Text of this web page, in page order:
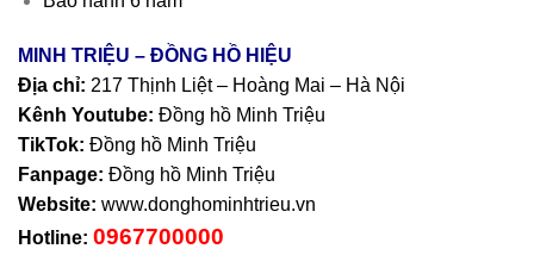
MINH TRIỆU – ĐỒNG HỒ HIỆU
Địa chỉ: 217 Thịnh Liệt – Hoàng Mai – Hà Nội
Kênh Youtube: Đồng hồ Minh Triệu
TikTok: Đồng hồ Minh Triệu
Fanpage: Đồng hồ Minh Triệu
Website: www.donghominhtrieu.vn
Hotline: 0967700000